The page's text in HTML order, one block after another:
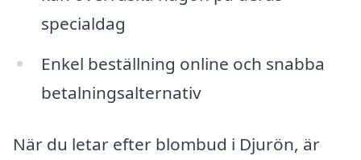
specialdag
Enkel beställning online och snabba
betalningsalternativ
När du letar efter blombud i Djurön, är